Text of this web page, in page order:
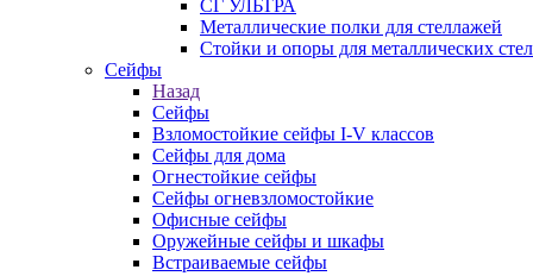
СГ УЛЬТРА
Металлические полки для стеллажей
Стойки и опоры для металлических
Сейфы
Назад
Сейфы
Взломостойкие сейфы I-V классов
Сейфы для дома
Огнестойкие сейфы
Сейфы огневзломостойкие
Офисные сейфы
Оружейные сейфы и шкафы
Встраиваемые сейфы